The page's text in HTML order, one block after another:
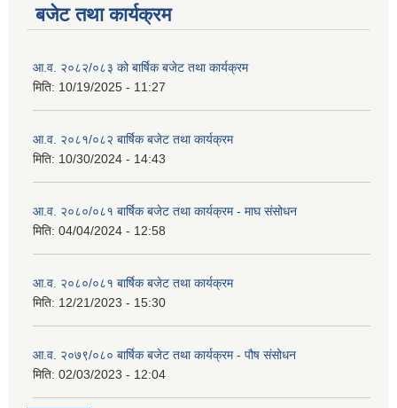
बजेट तथा कार्यक्रम
आ.व. २०८२/०८३ को बार्षिक बजेट तथा कार्यक्रम
मिति: 10/19/2025 - 11:27
आ.व. २०८१/०८२ बार्षिक बजेट तथा कार्यक्रम
मिति: 10/30/2024 - 14:43
आ.व. २०८०/०८१ बार्षिक बजेट तथा कार्यक्रम - माघ संसोधन
मिति: 04/04/2024 - 12:58
आ.व. २०८०/०८१ बार्षिक बजेट तथा कार्यक्रम
मिति: 12/21/2023 - 15:30
आ.व. २०७९/०८० बार्षिक बजेट तथा कार्यक्रम - पौष संसोधन
मिति: 02/03/2023 - 12:04